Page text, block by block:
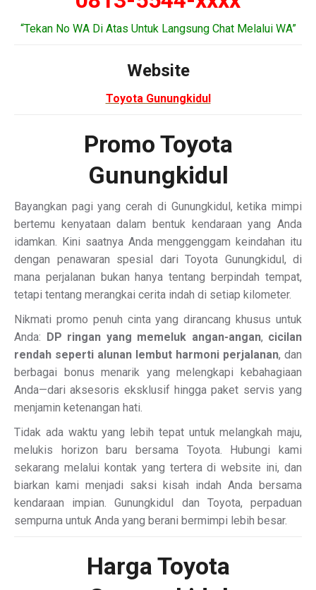
“Tekan No WA Di Atas Untuk Langsung Chat Melalui WA”
Website
Toyota Gunungkidul
Promo Toyota
Gunungkidul
Bayangkan pagi yang cerah di Gunungkidul, ketika mimpi
bertemu kenyataan dalam bentuk kendaraan yang Anda
idamkan. Kini saatnya Anda menggenggam keindahan itu
dengan penawaran spesial dari Toyota Gunungkidul, di
mana perjalanan bukan hanya tentang berpindah tempat,
tetapi tentang merangkai cerita indah di setiap kilometer.
Nikmati promo penuh cinta yang dirancang khusus untuk
Anda: DP ringan yang memeluk angan-angan, cicilan
rendah seperti alunan lembut harmoni perjalanan, dan
berbagai bonus menarik yang melengkapi kebahagiaan
Anda—dari aksesoris eksklusif hingga paket servis yang
menjamin ketenangan hati.
Tidak ada waktu yang lebih tepat untuk melangkah maju,
melukis horizon baru bersama Toyota. Hubungi kami
sekarang melalui kontak yang tertera di website ini, dan
biarkan kami menjadi saksi kisah indah Anda bersama
kendaraan impian. Gunungkidul dan Toyota, perpaduan
sempurna untuk Anda yang berani bermimpi lebih besar.
Harga Toyota